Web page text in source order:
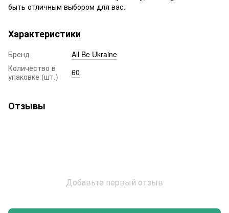
быть отличным выбором для вас.
Характеристики
Бренд
All Be Ukraine
Количество в
упаковке (шт.)
60
Отзывы
Добавьте первый отзыв